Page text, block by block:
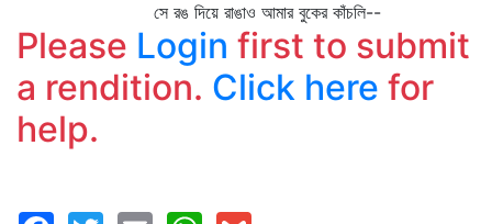
সে রঙ দিয়ে রাঙাও আমার বুকের কাঁচলি--
Please Login first to submit
a rendition. Click here for
help.